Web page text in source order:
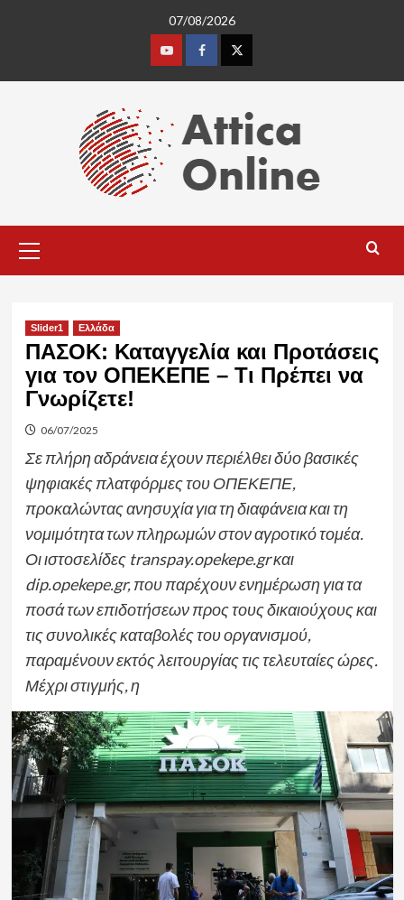
07/08/2026
YoutubeFacebookTwitter
Menu
Slider1 Ελλάδα
ΠΑΣΟΚ: Καταγγελία και Προτάσεις
για τον ΟΠΕΚΕΠΕ – Τι Πρέπει να
Γνωρίζετε!
06/07/2025
Σε πλήρη αδράνεια έχουν περιέλθει δύο βασικές
ψηφιακές πλατφόρμες του ΟΠΕΚΕΠΕ,
προκαλώντας ανησυχία για τη διαφάνεια και τη
νομιμότητα των πληρωμών στον αγροτικό τομέα.
Οι ιστοσελίδες transpay.opekepe.gr και
dip.opekepe.gr, που παρέχουν ενημέρωση για τα
ποσά των επιδοτήσεων προς τους δικαιούχους και
τις συνολικές καταβολές του οργανισμού,
παραμένουν εκτός λειτουργίας τις τελευταίες ώρες.
Μέχρι στιγμής, η